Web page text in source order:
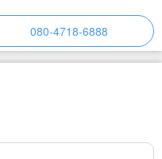
080-4718-6888